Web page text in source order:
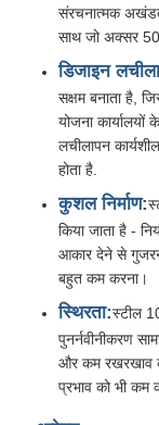
पूर्वनिर्मित इस्पात
इस्पात संरचना
इस्पात संरचना
इस्पात संरचना
इस्पात संरचना
स्टील फ्रेम बिल्डिंग
संरचनात्मक
साथ जो अक्सर 50
डिजाइन
सक्षम बनाता है,
योजना
लचीलापन
होता है.
कुशल निर्माण:
किया जाता है -
आकार देने से
बहुत कम करना।
स्थिरता:स्टील
पुनर्नवीनीकरण
और कम रखरखाव
प्रभाव को भी कम